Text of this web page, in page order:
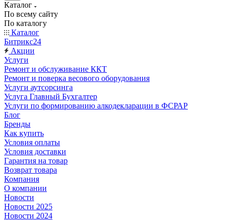
Каталог
По всему сайту
По каталогу
Каталог
Битрикс24
Акции
Услуги
Ремонт и обслуживание ККТ
Ремонт и поверка весового оборудования
Услуги аутсорсинга
Услуга Главный Бухгалтер
Услуги по формированию алкодекларации в ФСРАР
Блог
Бренды
Как купить
Условия оплаты
Условия доставки
Гарантия на товар
Возврат товара
Компания
О компании
Новости
Новости 2025
Новости 2024